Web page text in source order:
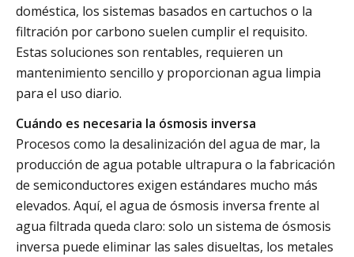
doméstica, los sistemas basados en cartuchos o la
filtración por carbono suelen cumplir el requisito.
Estas soluciones son rentables, requieren un
mantenimiento sencillo y proporcionan agua limpia
para el uso diario.
Cuándo es necesaria la ósmosis inversa
Procesos como la desalinización del agua de mar, la
producción de agua potable ultrapura o la fabricación
de semiconductores exigen estándares mucho más
elevados. Aquí, el agua de ósmosis inversa frente al
agua filtrada queda claro: solo un sistema de ósmosis
inversa puede eliminar las sales disueltas, los metales